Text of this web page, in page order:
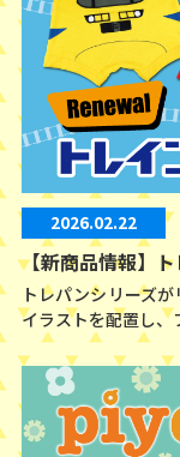
2026.02.22
【新商品情報】
トレパンシリーズ
イラストを配置し